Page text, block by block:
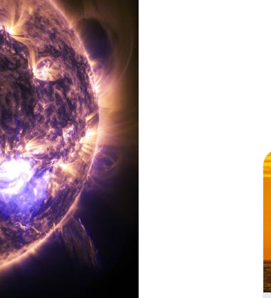
Les Soleils noirs de 2026 et
2027 – Le guide des
éclipses des 12 août 2026 et
2 août 2027
21.00€
En stock